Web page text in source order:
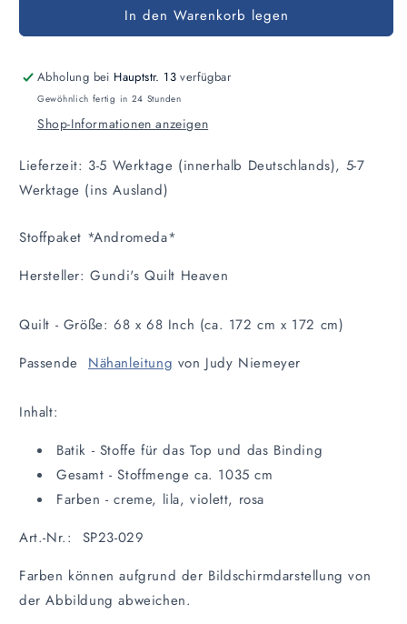
Stoffpaket
für
Stoffpaket
In den Warenkorb legen
Abholung bei Hauptstr. 13 verfügbar
Gewöhnlich fertig in 24 Stunden
Shop-Informationen anzeigen
Lieferzeit: 3-5 Werktage (innerhalb Deutschlands), 5-7
Werktage (ins Ausland)
Stoffpaket *Andromeda*
Hersteller: Gundi's Quilt Heaven
Quilt - Größe: 68 x 68 Inch (ca. 172 cm x 172 cm)
Passende Nähanleitung von Judy Niemeyer
Inhalt:
Batik - Stoffe für das Top und das Binding
Gesamt - Stoffmenge ca. 1035 cm
Farben - creme, lila, violett, rosa
Art.-Nr.: SP23-029
Farben können aufgrund der Bildschirmdarstellung von
der Abbildung abweichen.